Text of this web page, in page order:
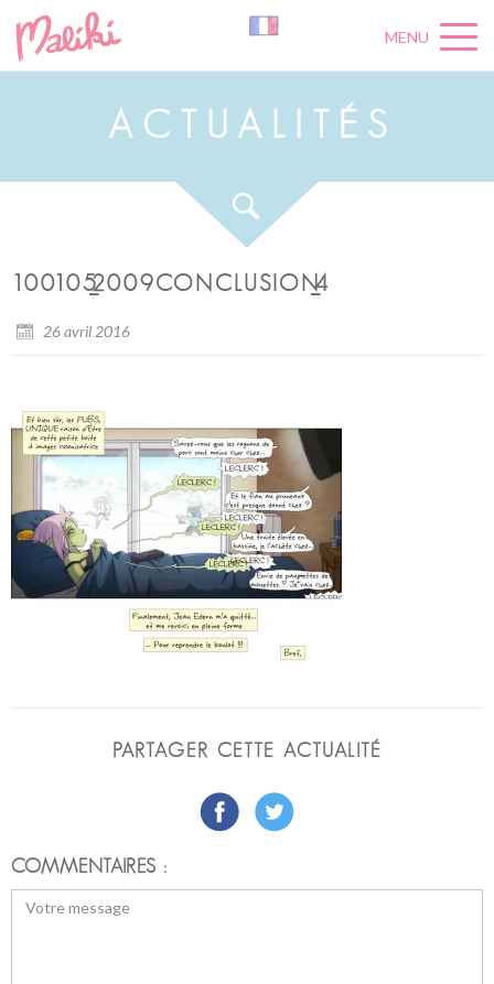
MENU
A C U A L É S
100105_2009CONCLUSION_4
26 avril 2016
PARTAGER CETTE ACTUALITÉ
COMMENTAIRES :